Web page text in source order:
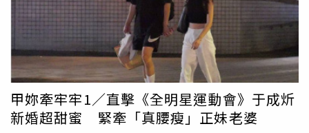
弦夫妻倆的照片。陳湘妮稍早發文解釋，夫妻倆沒有授權婚
紗公司在婚紗照上押上LOGO，只同意他們對外宣傳「婚紗
租借合作」，「沒有想過他們會試圖混淆消費者，在網站上
宣傳『婚紗拍攝』」，才讓謝和弦久違動怒。謝和弦貼出到
婚紗公司貼文下的留言。（圖／謝和弦IG）
甲妳牽牢牢1／直擊《全明星運動會》于成炘
新婚超甜蜜 緊牽「真腰瘦」正妹老婆